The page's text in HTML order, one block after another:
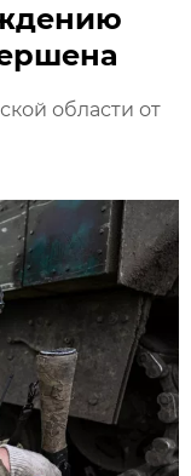
области от